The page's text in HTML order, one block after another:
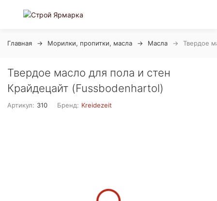
Главная Морилки, пропитки, масла Масла Твердое
Твердое масло для пола и стен
Крайдецайт (Fussbodenhartol)
Артикул: 310 Бренд: Kreidezeit